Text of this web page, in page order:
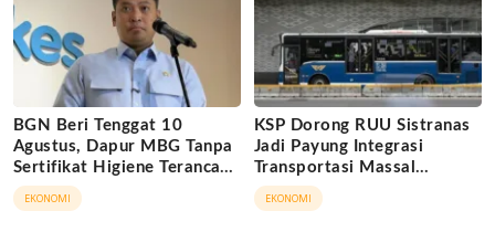
BGN Beri Tenggat 10
Agustus, Dapur MBG Tanpa
Sertifikat Higiene Terancam
Tutup Permanen
EKONOMI
KSP Dorong RUU Sistranas
Jadi Payung Integrasi
Transportasi Massal
Indonesia
EKONOMI